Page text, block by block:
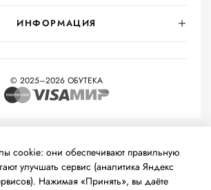
ИНФОРМАЦИЯ
© 2025–2026 ОБУТЕКА
технологии предоставления
сбора, систематизации и анализа
к предпочтениям пользователей сети
cookie: они обеспечивают правильную
улучшать сервис (аналитика Яндекс
Нажимая «Принять», вы даёте